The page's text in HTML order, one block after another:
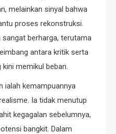
melainkan sinyal bahwa
proses rekonstruksi.
berharga, terutama
antara kritik serta
memikul beban.
ialah kemampuannya
Ia tidak menutup
kegagalan sebelumnya,
bangkit. Dalam